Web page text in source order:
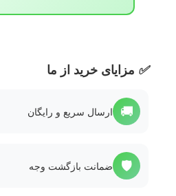
✅ مزایای خرید از ما
🚚 ارسال سریع و رایگان
🛡️ ضمانت بازگشت وجه